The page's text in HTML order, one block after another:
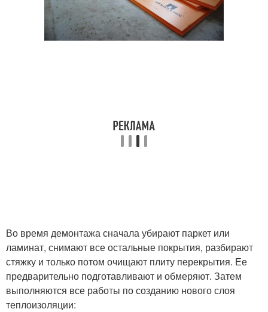
Во время демонтажа сначала убирают паркет или
ламинат, снимают все остальные покрытия, разбирают
стяжку и только потом очищают плиту перекрытия. Ее
предварительно подготавливают и обмеряют. Затем
выполняются все работы по созданию нового слоя
теплоизоляции: